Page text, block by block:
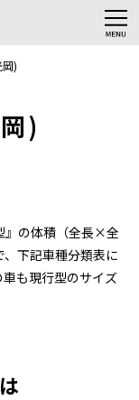
)
)
』の体積（全長×全
下記車種分類表に
車も現行型のサイズ